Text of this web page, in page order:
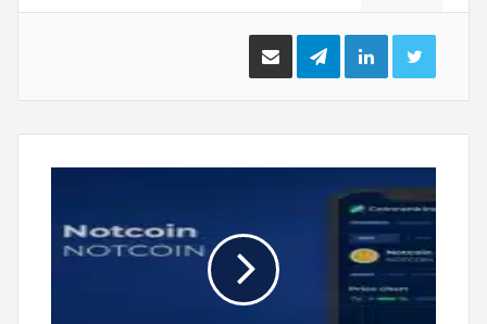
توییتر لینکدینتلگرام اشتراک
گذاری
ایمیل